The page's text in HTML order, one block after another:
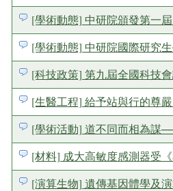
[學術動態] 中研院頒發第一
[學術動態] 中研院國際研究
[科技政策] 第九屆全國科技
[生醫工程] 給予站與行的尊
[學術活動] 道不同而相為謀
[材料] 成大高敏度感測器受《
[演算生物] 遺傳基因體學及